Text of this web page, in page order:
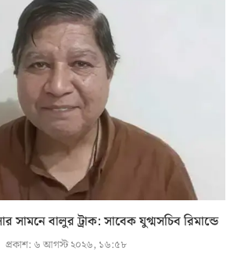
সামনে বালুর ট্রাক: সাবেক যুগ্মসচিব রিমান্ডে
প্রকাশ: ৬ আগস্ট ২০২৬, ১৬:৫৮